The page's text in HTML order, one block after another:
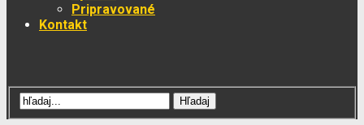
Pripravované
Kontakt